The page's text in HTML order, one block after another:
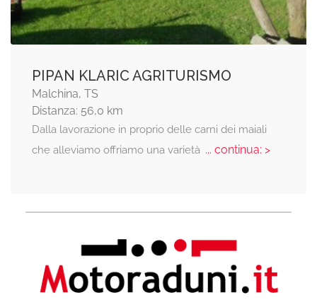
PIPAN KLARIC AGRITURISMO
Malchina, TS
Distanza: 56,0 km
Dalla lavorazione in proprio delle carni dei maiali
che alleviamo offriamo una varietà ... continua: >